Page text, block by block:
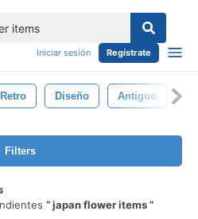
Iniciar sesión Regístrate
Retro Diseño Antiguo
Filters
japan flower items